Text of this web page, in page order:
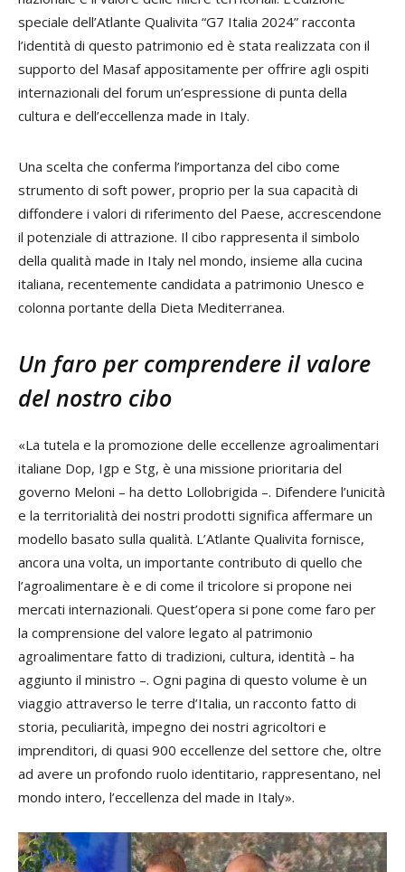
speciale dell’Atlante Qualivita “G7 Italia 2024” racconta
l’identità di questo patrimonio ed è stata realizzata con il
supporto del Masaf appositamente per offrire agli ospiti
internazionali del forum un’espressione di punta della
cultura e dell’eccellenza made in Italy.
Una scelta che conferma l’importanza del cibo come
strumento di soft power, proprio per la sua capacità di
diffondere i valori di riferimento del Paese, accrescendone
il potenziale di attrazione. Il cibo rappresenta il simbolo
della qualità made in Italy nel mondo, insieme alla cucina
italiana, recentemente candidata a patrimonio Unesco e
colonna portante della Dieta Mediterranea.
Un faro per comprendere il valore
del nostro cibo
«La tutela e la promozione delle eccellenze agroalimentari
italiane Dop, Igp e Stg, è una missione prioritaria del
governo Meloni – ha detto Lollobrigida –. Difendere l’unicità
e la territorialità dei nostri prodotti significa affermare un
modello basato sulla qualità. L’Atlante Qualivita fornisce,
ancora una volta, un importante contributo di quello che
l’agroalimentare è e di come il tricolore si propone nei
mercati internazionali. Quest’opera si pone come faro per
la comprensione del valore legato al patrimonio
agroalimentare fatto di tradizioni, cultura, identità – ha
aggiunto il ministro –. Ogni pagina di questo volume è un
viaggio attraverso le terre d’Italia, un racconto fatto di
storia, peculiarità, impegno dei nostri agricoltori e
imprenditori, di quasi 900 eccellenze del settore che, oltre
ad avere un profondo ruolo identitario, rappresentano, nel
mondo intero, l’eccellenza del made in Italy».